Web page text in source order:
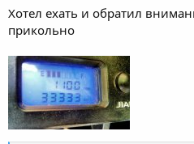
Хотел ехать и обратил
прикольно